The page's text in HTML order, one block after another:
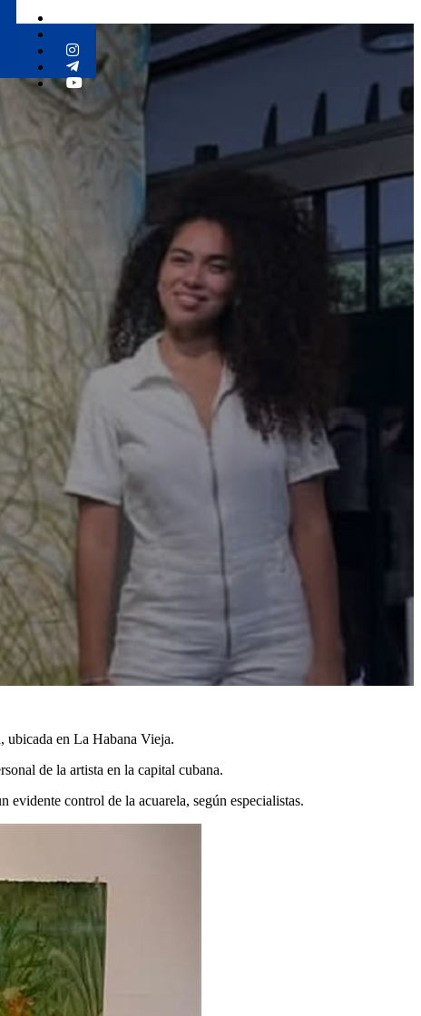
ubicada en La Habana Vieja.
de la artista en la capital cubana.
control de la acuarela, según especialistas.